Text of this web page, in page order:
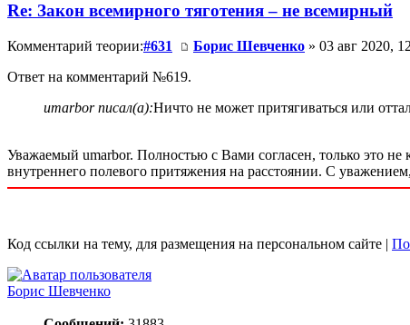
Re: Закон всемирного тяготения – не всемирный
Комментарий теории:#631 Борис Шевченко » 03 авг 2020,
Ответ на комментарий №619.
umarbor писал(а):Ничто не может притягиваться или
Уважаемый umarbor. Полностью с Вами согласен, только это не
внутреннего полевого притяжения на расстоянии. С
Код ссылки на тему, для размещения на персональном сайте |
Борис Шевченко